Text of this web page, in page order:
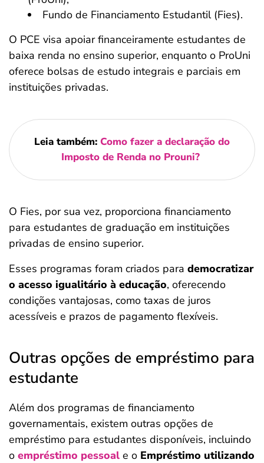
Fundo de Financiamento Estudantil (Fies).
O PCE visa apoiar financeiramente estudantes de
baixa renda no ensino superior, enquanto o ProUni
oferece bolsas de estudo integrais e parciais em
instituições privadas.
Leia também: Como fazer a declaração do
Imposto de Renda no Prouni?
O Fies, por sua vez, proporciona financiamento
para estudantes de graduação em instituições
privadas de ensino superior.
Esses programas foram criados para democratizar
o acesso igualitário à educação, oferecendo
condições vantajosas, como taxas de juros
acessíveis e prazos de pagamento flexíveis.
Outras opções de empréstimo para
estudante
Além dos programas de financiamento
governamentais, existem outras opções de
empréstimo para estudantes disponíveis, incluindo
o empréstimo pessoal e o Empréstimo utilizando